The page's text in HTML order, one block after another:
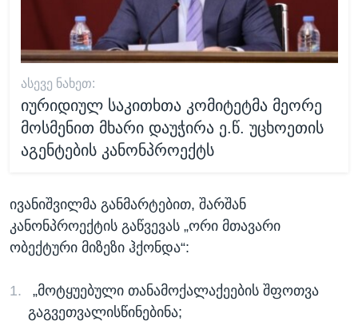
ᲐᲡᲔᲕᲔ ᲜᲐᲮᲔᲗ:
იურიდიულ საკითხთა კომიტეტმა მეორე
მოსმენით მხარი დაუჭირა ე.წ. უცხოეთის
აგენტების კანონპროექტს
ივანიშვილმა განმარტებით, შარშან
კანონპროექტის გაწვევას „ორი მთავარი
ობექტური მიზეზი ჰქონდა“:
„მოტყუებული თანამოქალაქეების შფოთვა
გაგვეთვალისწინებინა;